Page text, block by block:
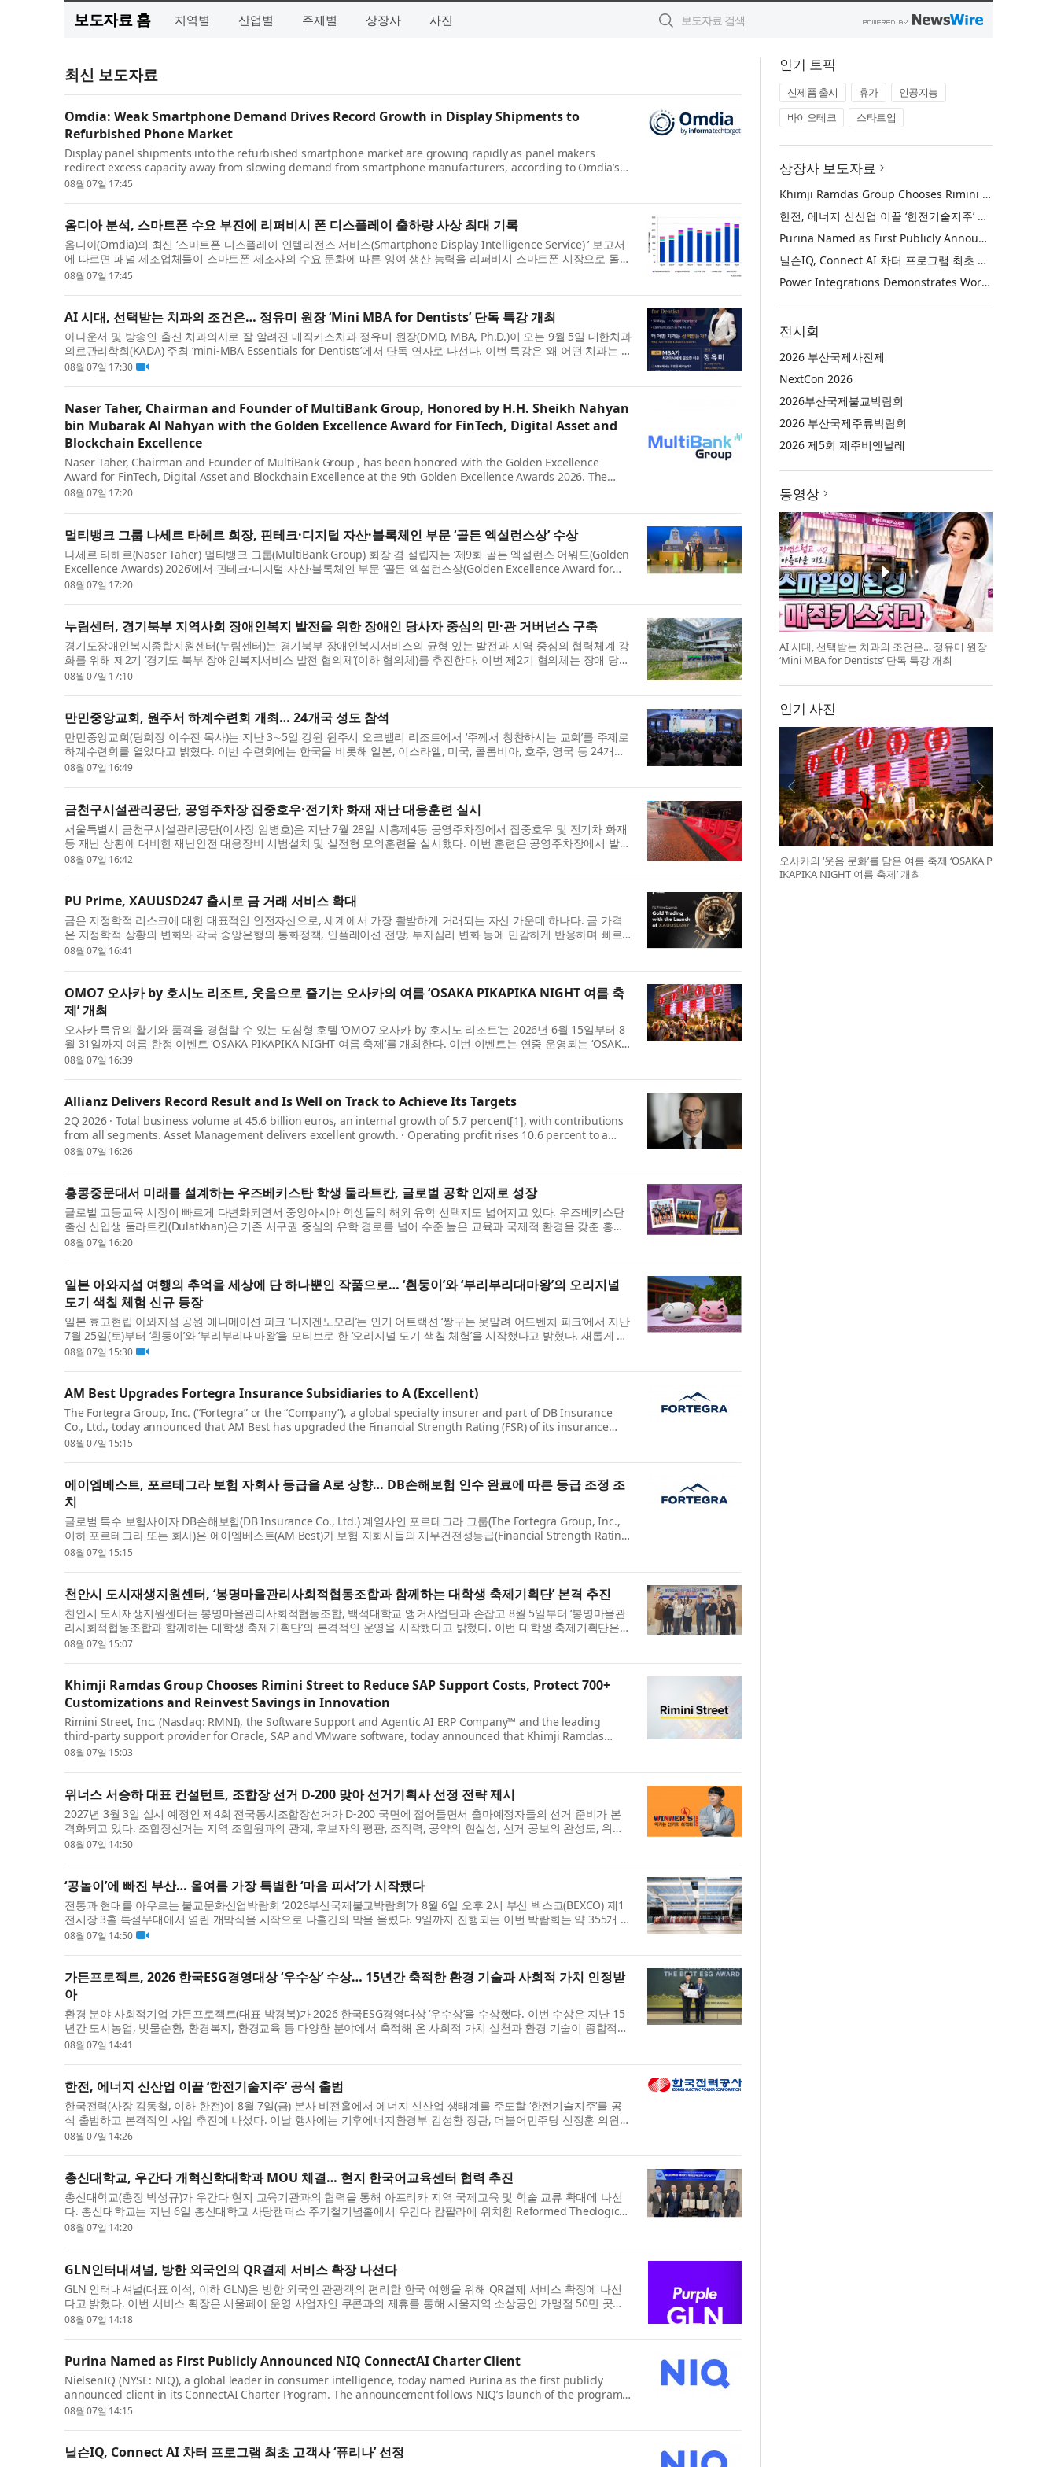
보도자료 홈 지역별 산업별 주제별 상장사 사진
최신 보도자료
Omdia: Weak Smartphone Demand Drives Record Growth in Display Shipments to
Refurbished Phone Market
Display panel shipments into the refurbished smartphone market are growing rapidly as panel makers
redirect excess capacity away from slowing demand from smartphone manufacturers, according to Omdia’s
latest Smartphone Display Intelligence Service...
08월 07일 17:45
옴디아 분석, 스마트폰 수요 부진에 리퍼비시 폰 디스플레이 출하량 사상 최대 기록
옴디아(Omdia)의 최신 ‘스마트폰 디스플레이 인텔리전스 서비스(Smartphone Display Intelligence Service) ’ 보고서
에 따르면 패널 제조업체들이 스마트폰 제조사의 수요 둔화에 따른 잉여 생산 능력을 리퍼비시 스마트폰 시장으로 돌리
면서 관련 디스플레이 패널 ...
08월 07일 17:45
AI 시대, 선택받는 치과의 조건은… 정유미 원장 ‘Mini MBA for Dentists’ 단독 특강 개최
아나운서 및 방송인 출신 치과의사로 잘 알려진 매직키스치과 정유미 원장(DMD, MBA, Ph.D.)이 오는 9월 5일 대한치과
의료관리학회(KADA) 주최 ‘mini-MBA Essentials for Dentists’에서 단독 연자로 나선다. 이번 특강은 ‘왜 어떤 치과는 선
택받는가?(Why Are Certai...
08월 07일 17:30
Naser Taher, Chairman and Founder of MultiBank Group, Honored by H.H. Sheikh Nahyan
bin Mubarak Al Nahyan with the Golden Excellence Award for FinTech, Digital Asset and
Blockchain Excellence
Naser Taher, Chairman and Founder of MultiBank Group , has been honored with the Golden Excellence
Award for FinTech, Digital Asset and Blockchain Excellence at the 9th Golden Excellence Awards 2026. The
award was presented by H.H. Sheikh Nahyan b...
08월 07일 17:20
멀티뱅크 그룹 나세르 타헤르 회장, 핀테크·디지털 자산·블록체인 부문 ‘골든 엑설런스상’ 수상
나세르 타헤르(Naser Taher) 멀티뱅크 그룹(MultiBank Group) 회장 겸 설립자는 ‘제9회 골든 엑설런스 어워드(Golden
Excellence Awards) 2026’에서 핀테크·디지털 자산·블록체인 부문 ‘골든 엑설런스상(Golden Excellence Award for
FinTech, Digital Asset and Blo...
08월 07일 17:20
누림센터, 경기북부 지역사회 장애인복지 발전을 위한 장애인 당사자 중심의 민·관 거버넌스 구축
경기도장애인복지종합지원센터(누림센터)는 경기북부 장애인복지서비스의 균형 있는 발전과 지역 중심의 협력체계 강
화를 위해 제2기 ‘경기도 북부 장애인복지서비스 발전 협의체’(이하 협의체)를 추진한다. 이번 제2기 협의체는 장애 당사
자 위원의 참여를 확대하고...
08월 07일 17:10
만민중앙교회, 원주서 하계수련회 개최… 24개국 성도 참석
만민중앙교회(당회장 이수진 목사)는 지난 3∼5일 강원 원주시 오크밸리 리조트에서 ‘주께서 칭찬하시는 교회’를 주제로
하계수련회를 열었다고 밝혔다. 이번 수련회에는 한국을 비롯해 일본, 이스라엘, 미국, 콜롬비아, 호주, 영국 등 24개국
성도가 참석했다. 이수...
08월 07일 16:49
금천구시설관리공단, 공영주차장 집중호우·전기차 화재 재난 대응훈련 실시
서울특별시 금천구시설관리공단(이사장 임병호)은 지난 7월 28일 시흥제4동 공영주차장에서 집중호우 및 전기차 화재
등 재난 상황에 대비한 재난안전 대응장비 시범설치 및 실전형 모의훈련을 실시했다. 이번 훈련은 공영주차장에서 발생
할 수 있는 침수 및 전기차 ...
08월 07일 16:42
PU Prime, XAUUSD247 출시로 금 거래 서비스 확대
금은 지정학적 리스크에 대한 대표적인 안전자산으로, 세계에서 가장 활발하게 거래되는 자산 가운데 하나다. 금 가격
은 지정학적 상황의 변화와 각국 중앙은행의 통화정책, 인플레이션 전망, 투자심리 변화 등에 민감하게 반응하며 빠르
게 움직이고 있다. 이에 투자...
08월 07일 16:41
OMO7 오사카 by 호시노 리조트, 웃음으로 즐기는 오사카의 여름 ‘OSAKA PIKAPIKA NIGHT 여름 축
제’ 개최
오사카 특유의 활기와 품격을 경험할 수 있는 도심형 호텔 ‘OMO7 오사카 by 호시노 리조트’​는 2026년 6월 15일부터 8
월 31일까지 여름 한정 이벤트 ‘OSAKA PIKAPIKA NIGHT 여름 축제’​를 개최한다. 이번 이벤트는 연중 운영되는 ‘OSAKA
PIKAPIKA NIGHT’를 ‘여름 축...
08월 07일 16:39
Allianz Delivers Record Result and Is Well on Track to Achieve Its Targets
2Q 2026 · Total business volume at 45.6 billion euros, an internal growth of 5.7 percent[1], with contributions
from all segments. Asset Management delivers excellent growth. · Operating profit rises 10.6 percent to a
record level of 4.9 billion e...
08월 07일 16:26
홍콩중문대서 미래를 설계하는 우즈베키스탄 학생 둘라트칸, 글로벌 공학 인재로 성장
글로벌 고등교육 시장이 빠르게 다변화되면서 중앙아시아 학생들의 해외 유학 선택지도 넓어지고 있다. 우즈베키스탄
출신 신입생 둘라트칸(Dulatkhan)은 기존 서구권 중심의 유학 경로를 넘어 수준 높은 교육과 국제적 환경을 갖춘 홍콩
중문대학교(The Chinese Univ...
08월 07일 16:20
일본 아와지섬 여행의 추억을 세상에 단 하나뿐인 작품으로… ‘흰둥이’와 ‘부리부리대마왕’의 오리지널
도기 색칠 체험 신규 등장
일본 효고현립 아와지섬 공원 애니메이션 파크 ‘니지겐노모리’는 인기 어트랙션 ‘짱구는 못말려 어드벤처 파크’에서 지난
7월 25일(토)부터 ‘흰둥이’와 ‘부리부리대마왕’을 모티브로 한 ‘오리지널 도기 색칠 체험’을 시작했다고 밝혔다. 새롭게 선
보이는 이번 체험은...
08월 07일 15:30
AM Best Upgrades Fortegra Insurance Subsidiaries to A (Excellent)
The Fortegra Group, Inc. (“Fortegra” or the “Company”), a global specialty insurer and part of DB Insurance
Co., Ltd., today announced that AM Best has upgraded the Financial Strength Rating (FSR) of its insurance
subsidiaries to A (Excellent) fro...
08월 07일 15:15
에이엠베스트, 포르테그라 보험 자회사 등급을 A로 상향… DB손해보험 인수 완료에 따른 등급 조정 조
치
글로벌 특수 보험사이자 DB손해보험(DB Insurance Co., Ltd.) 계열사인 포르테그라 그룹(The Fortegra Group, Inc.,
이하 포르테그라 또는 회사)은 에이엠베스트(AM Best)가 보험 자회사들의 재무건전성등급(Financial Strength Rating,
FSR)을 ‘A-’(엑설런트)에서 ‘...
08월 07일 15:15
천안시 도시재생지원센터, ‘봉명마을관리사회적협동조합과 함께하는 대학생 축제기획단’ 본격 추진
천안시 도시재생지원센터는 봉명마을관리사회적협동조합, 백석대학교 앵커사업단과 손잡고 8월 5일부터 ‘봉명마을관
리사회적협동조합과 함께하는 대학생 축제기획단’의 본격적인 운영을 시작했다고 밝혔다. 이번 대학생 축제기획단은
백석대학교에 재학 중인 대학생...
08월 07일 15:07
Khimji Ramdas Group Chooses Rimini Street to Reduce SAP Support Costs, Protect 700+
Customizations and Reinvest Savings in Innovation
Rimini Street, Inc. (Nasdaq: RMNI), the Software Support and Agentic AI ERP Company™ and the leading
third-party support provider for Oracle, SAP and VMware software, today announced that Khimji Ramdas
Group, one of Oman’s largest privately held c...
08월 07일 15:03
위너스 서승하 대표 컨설턴트, 조합장 선거 D-200 맞아 선거기획사 선정 전략 제시
2027년 3월 3일 실시 예정인 제4회 전국동시조합장선거가 D-200 국면에 접어들면서 출마예정자들의 선거 준비가 본
격화되고 있다. 조합장선거는 지역 조합원과의 관계, 후보자의 평판, 조직력, 공약의 현실성, 선거 공보의 완성도, 위탁
선거법 준수 여부가 함께 작용...
08월 07일 14:50
‘공놀이’에 빠진 부산… 올여름 가장 특별한 ‘마음 피서’가 시작됐다
전통과 현대를 아우르는 불교문화산업박람회 ‘2026부산국제불교박람회’가 8월 6일 오후 2시 부산 벡스코(BEXCO) 제1
전시장 3홀 특설무대에서 열린 개막식을 시작으로 나흘간의 막을 올렸다. 9일까지 진행되는 이번 박람회는 약 355개 부
스 규모로 열리며, 관람객 7만...
08월 07일 14:50
가든프로젝트, 2026 한국ESG경영대상 ‘우수상’ 수상… 15년간 축적한 환경 기술과 사회적 가치 인정받
아
환경 분야 사회적기업 가든프로젝트(대표 박경복)가 2026 한국ESG경영대상 ‘우수상’을 수상했다. 이번 수상은 지난 15
년간 도시농업, 빗물순환, 환경복지, 환경교육 등 다양한 분야에서 축적해 온 사회적 가치 실천과 환경 기술이 종합적으
로 평가받은 결과다. 가든...
08월 07일 14:41
한전, 에너지 신산업 이끌 ‘한전기술지주’ 공식 출범
한국전력(사장 김동철, 이하 한전)이 8월 7일(금) 본사 비전홀에서 에너지 신산업 생태계를 주도할 ‘한전기술지주’를 공
식 출범하고 본격적인 사업 추진에 나섰다. 이날 행사에는 기후에너지환경부 김성환 장관, 더불어민주당 신정훈 의원과
정진욱 의원, 전남광주통...
08월 07일 14:26
총신대학교, 우간다 개혁신학대학과 MOU 체결… 현지 한국어교육센터 협력 추진
총신대학교(총장 박성규)가 우간다 현지 교육기관과의 협력을 통해 아프리카 지역 국제교육 및 학술 교류 확대에 나선
다. 총신대학교는 지난 6일 총신대학교 사당캠퍼스 주기철기념홀에서 우간다 캄팔라에 위치한 Reformed Theological
College(개혁신학대학, 이하 R...
08월 07일 14:20
GLN인터내셔널, 방한 외국인의 QR결제 서비스 확장 나선다
GLN 인터내셔널(대표 이석, 이하 GLN)은 방한 외국인 관광객의 편리한 한국 여행을 위해 QR결제 서비스 확장에 나선
다고 밝혔다. 이번 서비스 확장은 서울페이 운영 사업자인 쿠콘과의 제휴를 통해 서울지역 소상공인 가맹점 50만 곳을
추가로 확보해 국내 약 150만...
08월 07일 14:18
Purina Named as First Publicly Announced NIQ ConnectAI Charter Client
NielsenIQ (NYSE: NIQ), a global leader in consumer intelligence, today named Purina as the first publicly
announced client in its ConnectAI Charter Program. The announcement follows NIQ’s launch of the program
with five global organizations across...
08월 07일 14:15
닐슨IQ, Connect AI 차터 프로그램 최초 고객사 ‘퓨리나’ 선정
인기 토픽
신제품 출시 휴가
인공지능
바이오테크
스타트업
상장사 보도자료
Khimji Ramdas Group Chooses Rimini Street to Reduce SAP Support Costs, Protect 700+ Customizations and Reinvest Savings in Innovation
한전, 에너지 신산업 이끌 ‘한전기술지주’ 공식 출범
Purina Named as First Publicly Announced NIQ ConnectAI Charter Client
닐슨IQ, Connect AI 차터 프로그램 최초 고객사 ‘퓨리나’ 선정
Power Integrations Demonstrates World’s First 2200 V GaN Technology for Next-Era High-Voltage Power Systems
전시회
2026 부산국제사진제
NextCon 2026
2026부산국제불교박람회
2026 부산국제주류박람회
2026 제5회 제주비엔날레
동영상
AI 시대, 선택받는 치과의 조건은… 정유미 원장
‘Mini MBA for Dentists’ 단독 특강 개최
인기 사진
오사카의 ‘웃음 문화’를 담은 여름 축제 ‘OSAKA P
IKAPIKA NIGHT 여름 축제’ 개최